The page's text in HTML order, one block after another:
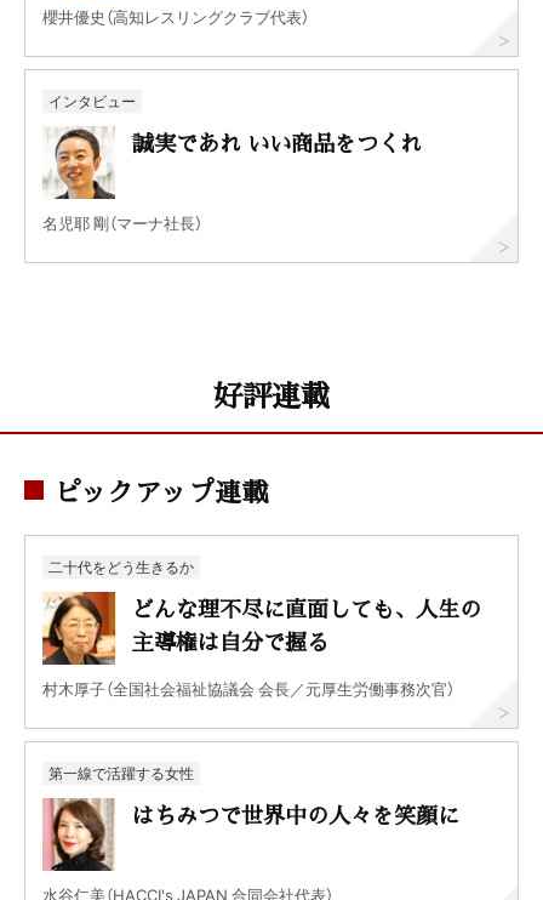
櫻井優史（高知レスリングクラブ代表）
インタビュー
誠実であれ いい商品をつくれ
名児耶 剛（マーナ社長）
好評連載
ピックアップ連載
二十代をどう生きるか
どんな理不尽に直面しても、人生の
主導権は自分で握る
村木厚子（全国社会福祉協議会 会長／元厚生労働事務次官）
第一線で活躍する女性
はちみつで世界中の人々を笑顔に
水谷仁美（HACCI's JAPAN 合同会社代表）